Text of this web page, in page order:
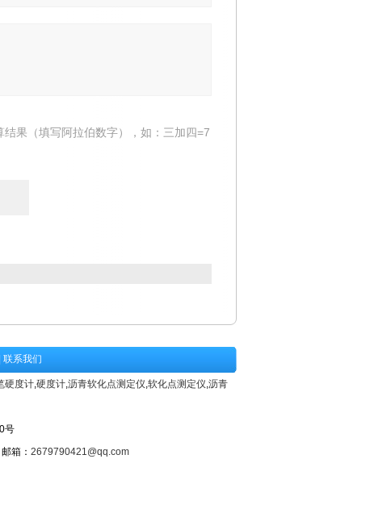
结果（填写阿拉伯数字），如：三加四=7
联系我们
硬度计,硬度计,沥青软化点测定仪,软化点测定仪,沥青
号
箱： 2679790421@qq.com